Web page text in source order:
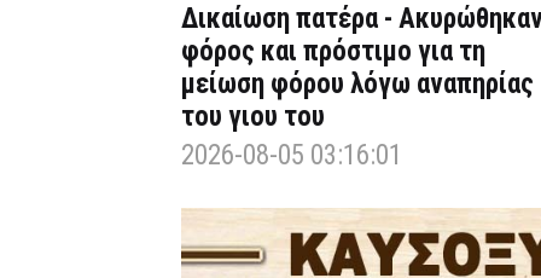
Δικαίωση πατέρα -
φόρος και πρόστιμο για τη
μείωση φόρου λόγω αναπηρίας
του γιου του
2026-08-05 03:16:01